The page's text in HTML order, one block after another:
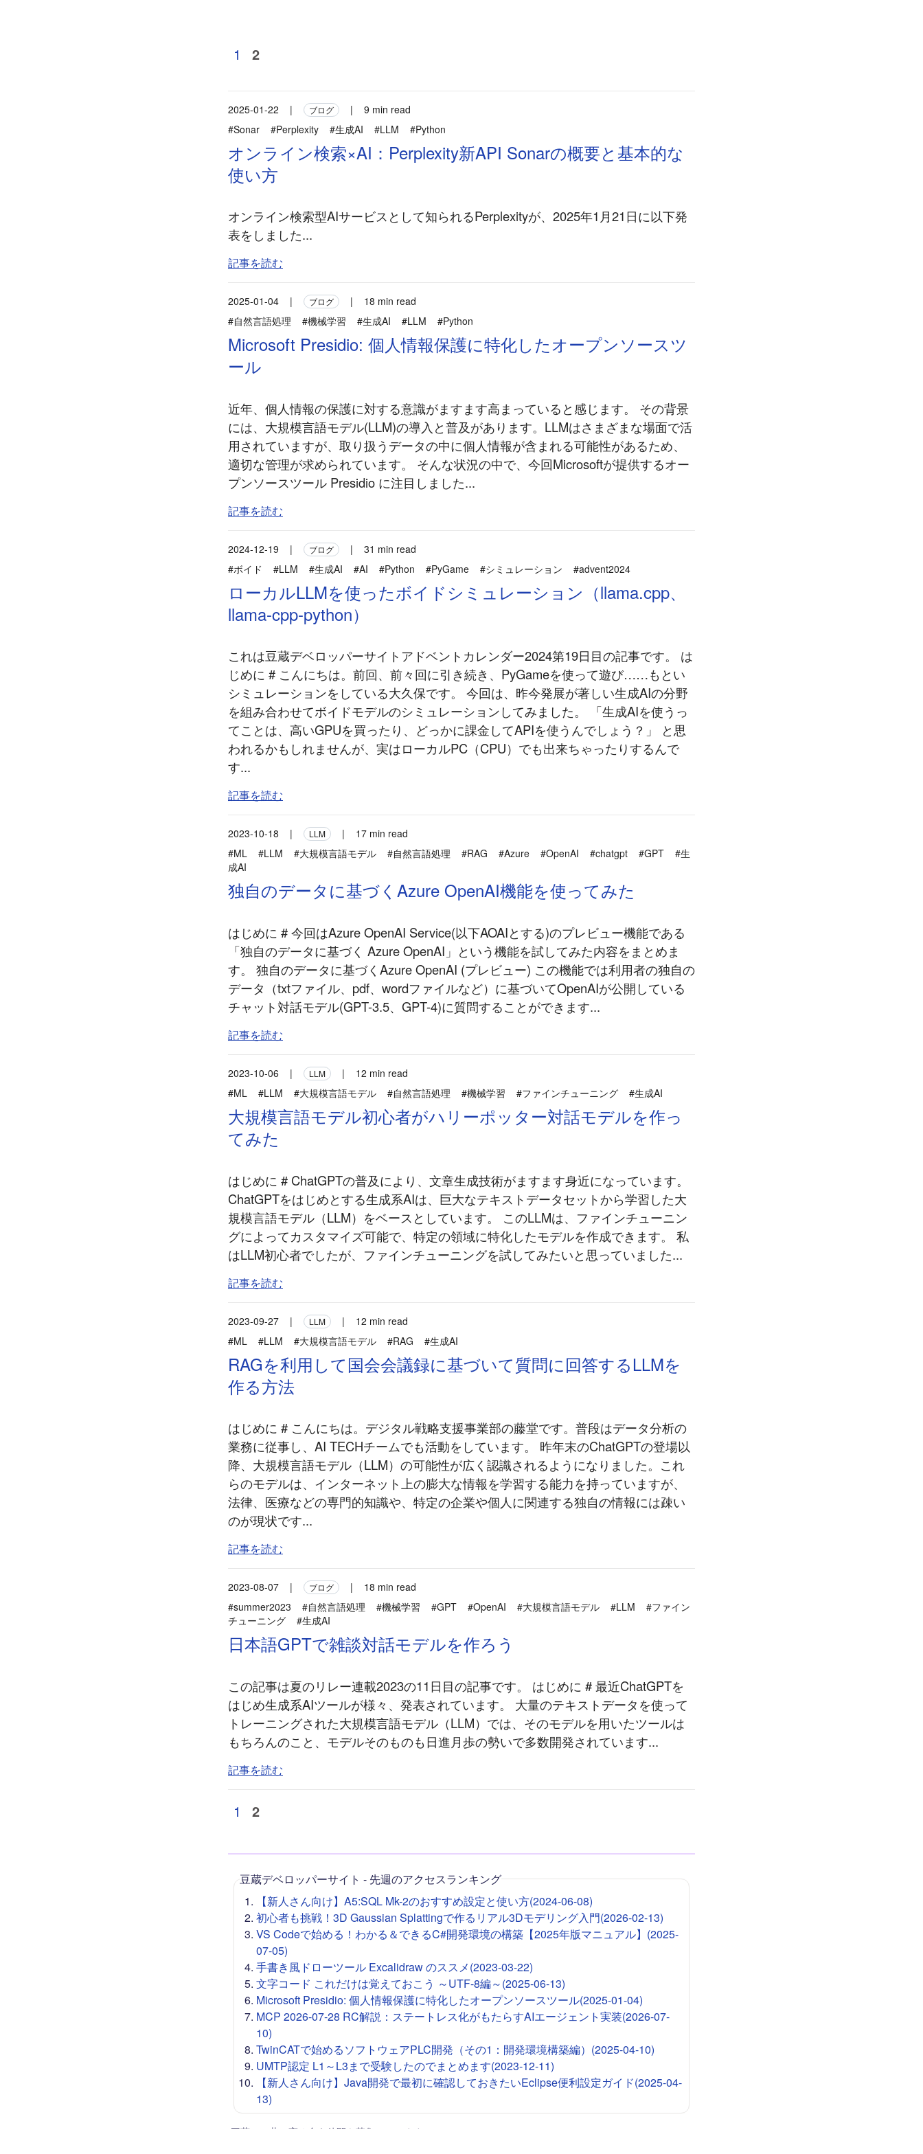
1 2
2025-01-22 | ブログ |
9 min read
#Sonar
#Perplexity #生成AI #LLM #Python
オンライン検索×AI：Perplexity新API Sonarの概要と基本的な
使い方
オンライン検索型AIサービスとして知られるPerplexityが、2025年1月21日に以下発
表をしました...
記事を読む
2025-01-04 | ブログ |
18 min read
#自然言語処理
#機械学習 #生成AI #LLM #Python
Microsoft Presidio: 個人情報保護に特化したオープンソースツ
ール
近年、個人情報の保護に対する意識がますます高まっていると感じます。 その背景
には、大規模言語モデル(LLM)の導入と普及があります。LLMはさまざまな場面で活
用されていますが、取り扱うデータの中に個人情報が含まれる可能性があるため、
適切な管理が求められています。 そんな状況の中で、今回Microsoftが提供するオー
プンソースツール Presidio に注目しました...
記事を読む
2024-12-19 | ブログ |
31 min read
#ボイド
#LLM #生成AI #AI #Python #PyGame #シミュレーション #advent2024
ローカルLLMを使ったボイドシミュレーション（llama.cpp、
llama-cpp-python）
これは豆蔵デベロッパーサイトアドベントカレンダー2024第19日目の記事です。 は
じめに # こんにちは。前回、前々回に引き続き、PyGameを使って遊び……もとい
シミュレーションをしている大久保です。 今回は、昨今発展が著しい生成AIの分野
を組み合わせてボイドモデルのシミュレーションしてみました。 「生成AIを使うっ
てことは、高いGPUを買ったり、どっかに課金してAPIを使うんでしょう？」 と思
われるかもしれませんが、実はローカルPC（CPU）でも出来ちゃったりするんで
す...
記事を読む
2023-10-18 | LLM |
17 min read
#ML
#LLM #大規模言語モデル #自然言語処理 #RAG #Azure #OpenAI #chatgpt #GPT
#生
成AI
独自のデータに基づくAzure OpenAI機能を使ってみた
はじめに # 今回はAzure OpenAI Service(以下AOAIとする)のプレビュー機能である
「独自のデータに基づく Azure OpenAI」という機能を試してみた内容をまとめま
す。 独自のデータに基づくAzure OpenAI (プレビュー) この機能では利用者の独自の
データ（txtファイル、pdf、wordファイルなど）に基づいてOpenAIが公開している
チャット対話モデル(GPT-3.5、GPT-4)に質問することができます...
記事を読む
2023-10-06 | LLM |
12 min read
#ML
#LLM #大規模言語モデル #自然言語処理 #機械学習 #ファインチューニング #生成AI
大規模言語モデル初心者がハリーポッター対話モデルを作っ
てみた
はじめに # ChatGPTの普及により、文章生成技術がますます身近になっています。
ChatGPTをはじめとする生成系AIは、巨大なテキストデータセットから学習した大
規模言語モデル（LLM）をベースとしています。 このLLMは、ファインチューニン
グによってカスタマイズ可能で、特定の領域に特化したモデルを作成できます。 私
はLLM初心者でしたが、ファインチューニングを試してみたいと思っていました...
記事を読む
2023-09-27 | LLM |
12 min read
#ML
#LLM #大規模言語モデル #RAG #生成AI
RAGを利用して国会会議録に基づいて質問に回答するLLMを
作る方法
はじめに # こんにちは。デジタル戦略支援事業部の藤堂です。普段はデータ分析の
業務に従事し、AI TECHチームでも活動をしています。 昨年末のChatGPTの登場以
降、大規模言語モデル（LLM）の可能性が広く認識されるようになりました。これ
らのモデルは、インターネット上の膨大な情報を学習する能力を持っていますが、
法律、医療などの専門的知識や、特定の企業や個人に関連する独自の情報には疎い
のが現状です...
記事を読む
2023-08-07 | ブログ |
18 min read
#summer2023
#自然言語処理 #機械学習 #GPT #OpenAI #大規模言語モデル #LLM
#ファイン
チューニング
#生成AI
日本語GPTで雑談対話モデルを作ろう
この記事は夏のリレー連載2023の11日目の記事です。 はじめに # 最近ChatGPTを
はじめ生成系AIツールが様々、発表されています。 大量のテキストデータを使って
トレーニングされた大規模言語モデル（LLM）では、そのモデルを用いたツールは
もちろんのこと、モデルそのものも日進月歩の勢いで多数開発されています...
記事を読む
1 2
豆蔵デベロッパーサイト - 先週のアクセスランキング
【新人さん向け】A5:SQL Mk-2のおすすめ設定と使い方(2024-06-08)
初心者も挑戦！3D Gaussian Splattingで作るリアル3Dモデリング入門(2026-02-13)
VS Codeで始める！わかる＆できるC#開発環境の構築【2025年版マニュアル】(2025-
07-05)
手書き風ドローツール Excalidraw のススメ(2023-03-22)
文字コード これだけは覚えておこう ～UTF-8編～(2025-06-13)
Microsoft Presidio: 個人情報保護に特化したオープンソースツール(2025-01-04)
MCP 2026-07-28 RC解説：ステートレス化がもたらすAIエージェント実装(2026-07-
10)
TwinCATで始めるソフトウェアPLC開発（その1：開発環境構築編）(2025-04-10)
UMTP認定 L1～L3まで受験したのでまとめます(2023-12-11)
【新人さん向け】Java開発で最初に確認しておきたいEclipse便利設定ガイド(2025-04-
13)
豆蔵では共に高め合う仲間を募集しています！